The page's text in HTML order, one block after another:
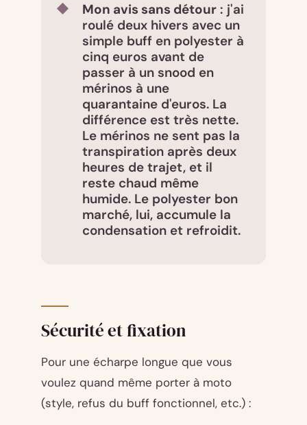
Mon avis sans détour : j'ai
roulé deux hivers avec un
simple buff en polyester à
cinq euros avant de
passer à un snood en
mérinos à une
quarantaine d'euros. La
différence est très nette.
Le mérinos ne sent pas la
transpiration après deux
heures de trajet, et il
reste chaud même
humide. Le polyester bon
marché, lui, accumule la
condensation et refroidit.
Sécurité et fixation
Pour une écharpe longue que vous
voulez quand même porter à moto
(style, refus du buff fonctionnel, etc.) :